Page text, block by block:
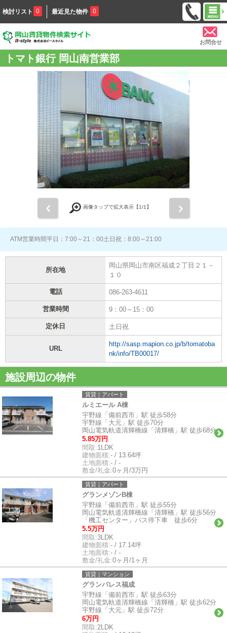
検討リスト 0 最近見た物件 0
お問合せ
トマト銀行 岡山南営業部
画像タップで拡大表示【1/1】
ATM営業時間平日：7:00～21：00土日祝：8:00～21:00
所在地
岡山県岡山市南区福成２丁目２１－
１０
電話 086-263-4611
営業時間 9：00～15：00
定休日 土日祝
URL
http://sasp.mapion.co.jp/b/tomatoba
nk/info/TB00017/
施設周辺の物件
賃貸｜アパート
ルミエール A棟
宇野線「備前西市」駅 徒歩58分
宇野線「大元」駅 徒歩70分
岡山電気軌道清輝橋線「清輝橋」駅 徒歩68分
5.85万円
間取:1LDK
建物面積:- / 13.64坪
土地面積:- / -
敷金/礼金:0ヶ月/3万円
賃貸｜アパート
グランメゾンB棟
宇野線「備前西市」駅 徒歩55分
岡山電気軌道清輝橋線「清輝橋」駅 徒歩56分
「機工センター」バス停下車 徒歩6分
5.5万円
間取:3LDK
建物面積:- / 17.14坪
土地面積:- / -
敷金/礼金:0ヶ月/1ヶ月
賃貸｜マンション
グランパレス福成
宇野線「備前西市」駅 徒歩63分
岡山電気軌道清輝橋線「清輝橋」駅 徒歩62分
宇野線「大元」駅 徒歩72分
6万円
間取:2LDK